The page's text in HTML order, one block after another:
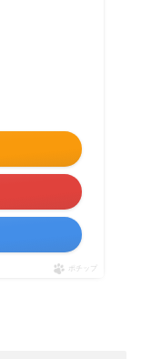
ポチップ